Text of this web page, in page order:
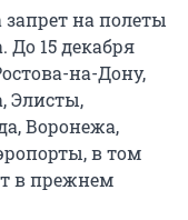
на полеты
До 15 декабря
на-Дону,
Элисты,
Воронежа,
в том
в прежнем